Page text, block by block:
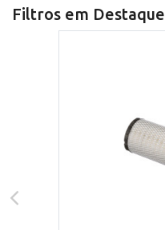
Filtros em Destaque